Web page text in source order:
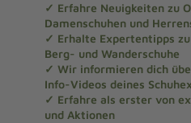
✓ Erfahre Neuigkeiten zu
Damenschuhen und
✓ Erhalte Expertentipps
Berg- und Wanderschuhe
✓ Wir informieren dich
Info-Videos deines
✓ Erfahre als erster von
und Aktionen